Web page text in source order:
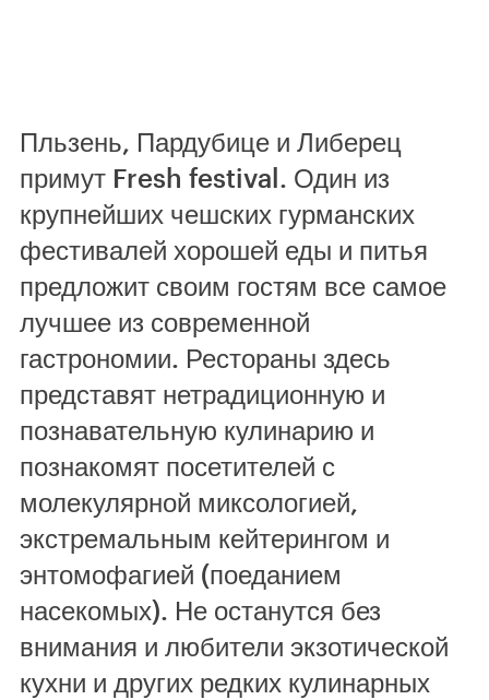
Пльзень, Пардубице и Либерец
примут Fresh festival. Один из
крупнейших чешских гурманских
фестивалей хорошей еды и питья
предложит своим гостям все самое
лучшее из современной
гастрономии. Рестораны здесь
представят нетрадиционную и
познавательную кулинарию и
познакомят посетителей с
молекулярной миксологией,
экстремальным кейтерингом и
энтомофагией (поеданием
насекомых). Не останутся без
внимания и любители экзотической
кухни и других редких кулинарных